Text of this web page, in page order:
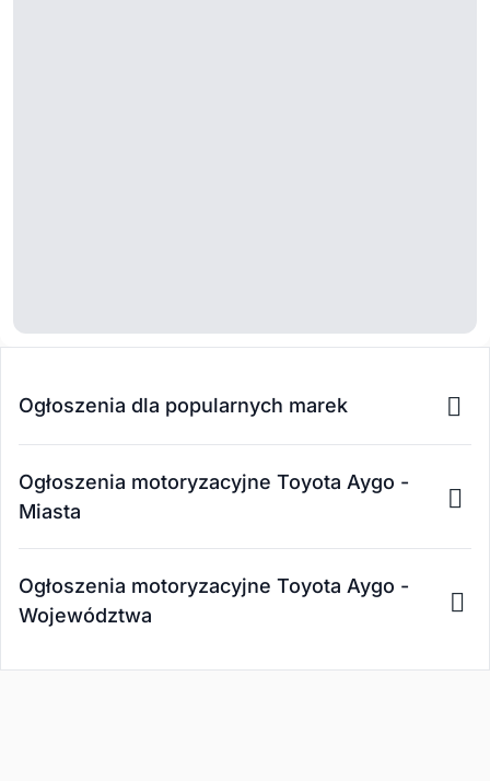
Ogłoszenia dla popularnych marek
Ogłoszenia motoryzacyjne Toyota Aygo -
Miasta
Ogłoszenia motoryzacyjne Toyota Aygo -
Województwa